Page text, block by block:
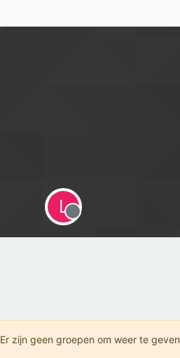
L
Offline
Er zijn geen groepen om weer te geven